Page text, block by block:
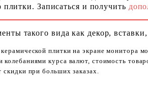
Записаться и получить
такого вида как декор,
плитки на экране
колебаниями курса валют, стоимость
при больших заказах.